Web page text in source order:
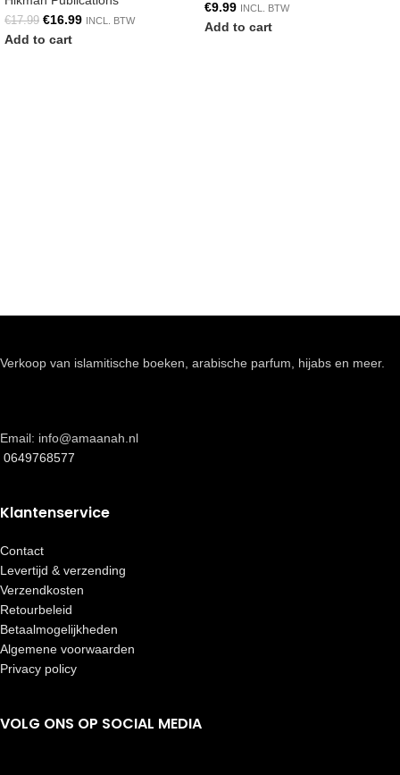
€17.99 €16.99 INCL. BTW
Add to cart
€9.99 INCL. BTW
Add to cart
Verkoop van islamitische boeken, arabische parfum, hijabs en meer.
Email: info@amaanah.nl
0649768577
Klantenservice
Contact
Levertijd & verzending
Verzendkosten
Retourbeleid
Betaalmogelijkheden
Algemene voorwaarden
Privacy policy
VOLG ONS OP SOCIAL MEDIA